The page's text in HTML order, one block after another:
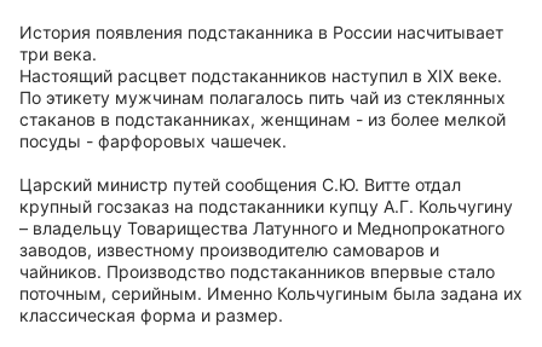
История появления подстаканника в России насчитывает
три века.
Настоящий расцвет подстаканников наступил в XIX веке.
По этикету мужчинам полагалось пить чай из стеклянных
стаканов в подстаканниках, женщинам - из более мелкой
посуды - фарфоровых чашечек.
Царский министр путей сообщения С.Ю. Витте отдал
крупный госзаказ на подстаканники купцу А.Г. Кольчугину
– владельцу Товарищества Латунного и Меднопрокатного
заводов, известному производителю самоваров и
чайников. Производство подстаканников впервые стало
поточным, серийным. Именно Кольчугиным была задана их
классическая форма и размер.